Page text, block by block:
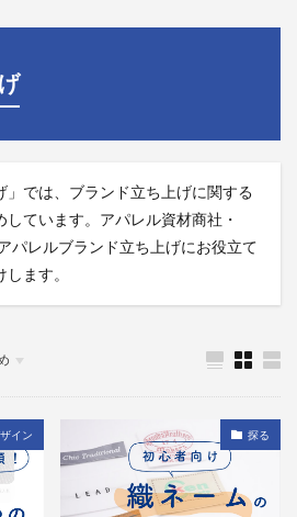
」では、ブランド立ち上げに関する
ています。アパレル資材商社・
パレルブランド立ち上げにお役立て
ます。
イン 探る